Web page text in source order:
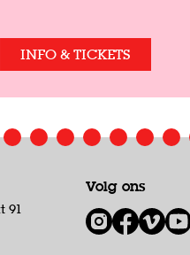
INFO & TICKETS
91
Volg ons